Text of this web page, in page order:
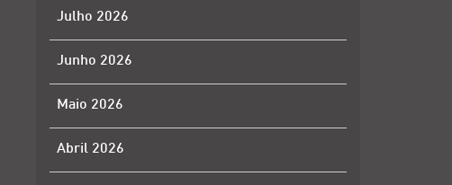
Julho 2026
Junho 2026
Maio 2026
Abril 2026